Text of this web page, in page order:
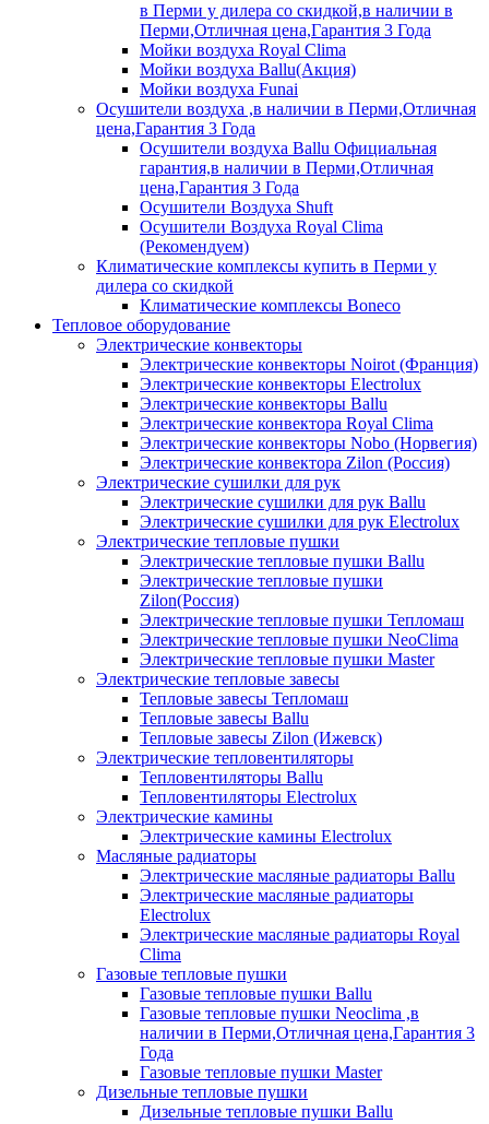
в Перми у дилера со скидкой,в наличии в
Перми,Отличная цена,Гарантия 3 Года
Мойки воздуха Royal Clima
Мойки воздуха Ballu(Акция)
Мойки воздуха Funai
Осушители воздуха ,в наличии в Перми,Отличная
цена,Гарантия 3 Года
Осушители воздуха Ballu Официальная
гарантия,в наличии в Перми,Отличная
цена,Гарантия 3 Года
Осушители Воздуха Shuft
Осушители Воздуха Royal Clima
(Рекомендуем)
Климатические комплексы купить в Перми у
дилера со скидкой
Климатические комплексы Boneсo
Тепловое оборудование
Электрические конвекторы
Электрические конвекторы Noirot (Франция)
Электрические конвекторы Electrolux
Электрические конвекторы Ballu
Электрические конвектора Royal Clima
Электрические конвекторы Nobo (Норвегия)
Электрические конвектора Zilon (Россия)
Электрические сушилки для рук
Электрические сушилки для рук Ballu
Электрические сушилки для рук Electrolux
Электрические тепловые пушки
Электрические тепловые пушки Ballu
Электрические тепловые пушки
Zilon(Россия)
Электрические тепловые пушки Тепломаш
Электрические тепловые пушки NeoClima
Электрические тепловые пушки Master
Электрические тепловые завесы
Тепловые завесы Тепломаш
Тепловые завесы Ballu
Тепловые завесы Zilon (Ижевск)
Электрические тепловентиляторы
Тепловентиляторы Ballu
Тепловентиляторы Electrolux
Электрические камины
Электрические камины Electrolux
Масляные радиаторы
Электрические масляные радиаторы Ballu
Электрические масляные радиаторы
Electrolux
Электрические масляные радиаторы Royal
Clima
Газовые тепловые пушки
Газовые тепловые пушки Ballu
Газовые тепловые пушки Neoclima ,в
наличии в Перми,Отличная цена,Гарантия 3
Года
Газовые тепловые пушки Master
Дизельные тепловые пушки
Дизельные тепловые пушки Ballu